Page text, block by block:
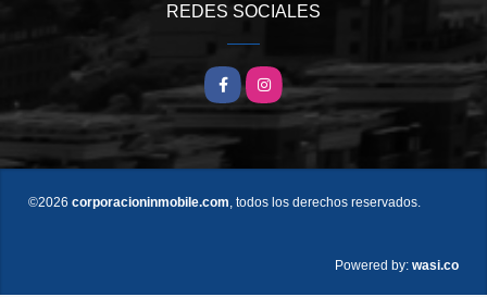
REDES SOCIALES
FacebookInstagram
©2026 corporacioninmobile.com, todos los derechos reservados.
Powered by: wasi.co